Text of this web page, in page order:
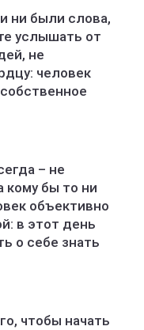
ни были слова,
услышать от
не
человек
– не
кому бы то ни
объективно
в этот день
о себе знать
чтобы начать